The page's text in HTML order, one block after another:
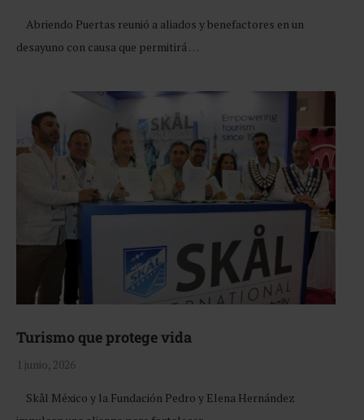
Abriendo Puertas reunió a aliados y benefactores en un
desayuno con causa que permitirá …
Turismo que protege vida
1 junio, 2026
Skål México y la Fundación Pedro y Elena Hernández